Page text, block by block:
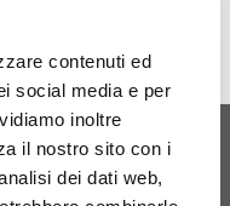
contenuti ed
social media e per
inoltre
il nostro sito con i
dei dati web,